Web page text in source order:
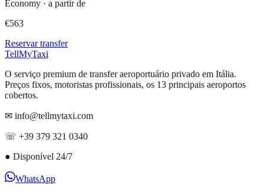
Economy · a partir de
€563
Reservar transfer
TellMyTaxi
O serviço premium de transfer aeroportuário privado em Itália.
Preços fixos, motoristas profissionais, os 13 principais aeroportos
cobertos.
✉ info@tellmytaxi.com
☏ +39 379 321 0340
● Disponível 24/7
WhatsApp